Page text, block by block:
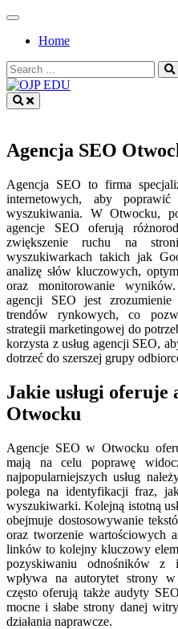
Skip
contentHome
Search
for:
Agencja SEO
Agencja SEO to firma
internetowych, aby
wyszukiwania. W Otwocku,
agencje SEO oferują
zwiększenie ruchu na
wyszukiwarkach takich jak
analizę słów kluczowych,
oraz monitorowanie
agencji SEO jest
trendów rynkowych, co
strategii marketingowej do
korzysta z usług agencji SEO,
dotrzeć do szerszej grupy
Jakie usługi oferuje
Otwocku
Agencje SEO w Otwocku
mają na celu poprawę
najpopularniejszych usług
polega na identyfikacji fraz,
wyszukiwarki. Kolejną istotną
obejmuje dostosowywanie
oraz tworzenie wartościowych
linków to kolejny kluczowy
pozyskiwaniu odnośników z
wpływa na autorytet strony
często oferują także audyty
mocne i słabe strony danej
działania naprawcze.